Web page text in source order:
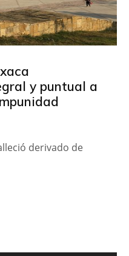
y puntual a
derivado de